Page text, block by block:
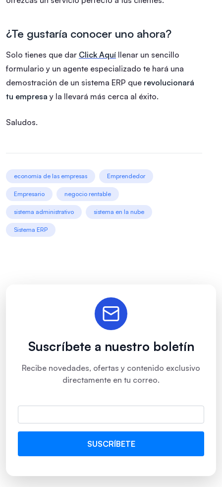
¿Te gustaría conocer uno ahora?
Solo tienes que dar Click Aquí llenar un sencillo
formulario y un agente especializado te hará una
demostración de un sistema ERP que revolucionará
tu empresa y la llevará más cerca al éxito.
Saludos.
economía de las empresas Emprendedor
Empresario negocio rentable
sistema administrativo sistema en la nube
Sistema ERP
Suscríbete a nuestro boletín
Recibe novedades, ofertas y contenido exclusivo
directamente en tu correo.